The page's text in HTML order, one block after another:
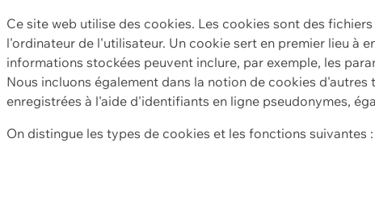
Ce site web utilise des cookies. Les cookies sont des
l'ordinateur de l'utilisateur. Un cookie sert en premier lieu à
informations stockées peuvent inclure, par exemple, les
Nous incluons également dans la notion de cookies
enregistrées à l'aide d'identifiants en ligne pseudonymes,
On distingue les types de cookies et les fonctions suivantes :